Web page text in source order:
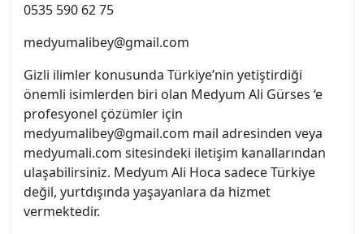
0535 590 62 75
medyumalibey@gmail.com
Gizli ilimler konusunda Türkiye’nin yetiştirdiği
önemli isimlerden biri olan Medyum Ali Gürses ‘e
profesyonel çözümler için
medyumalibey@gmail.com mail adresinden veya
medyumali.com sitesindeki iletişim kanallarından
ulaşabilirsiniz. Medyum Ali Hoca sadece Türkiye
değil, yurtdışında yaşayanlara da hizmet
vermektedir.